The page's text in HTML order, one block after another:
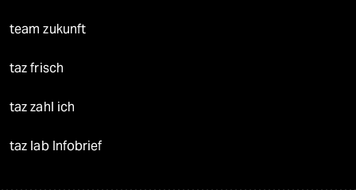
team zukunft
taz frisch
taz zahl ich
taz lab Infobrief